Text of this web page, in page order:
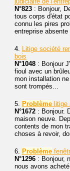
N°823 : Bonjour,
tous corps d'état
connu les pires
entreprise absente
4. Litige société
bois
N°1048 : Bonjour
fioul avec un
mon installation
sont trompés...
5. Problème
N°1672 : Bonjour.
maison neuve.
contents de mon
choses à revoir,
6. Problème
N°1296 : Bonjour,
nous avons